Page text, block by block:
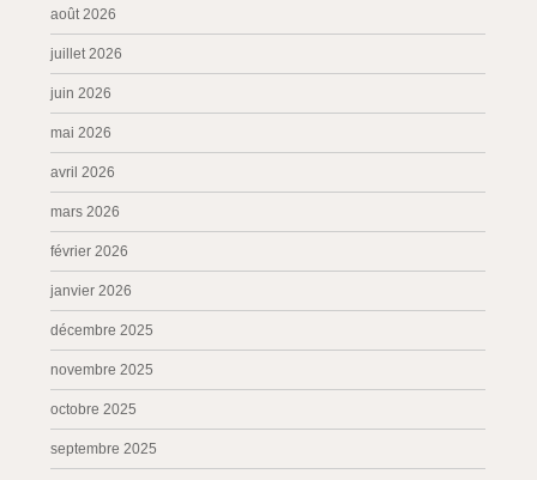
août 2026
juillet 2026
juin 2026
mai 2026
avril 2026
mars 2026
février 2026
janvier 2026
décembre 2025
novembre 2025
octobre 2025
septembre 2025